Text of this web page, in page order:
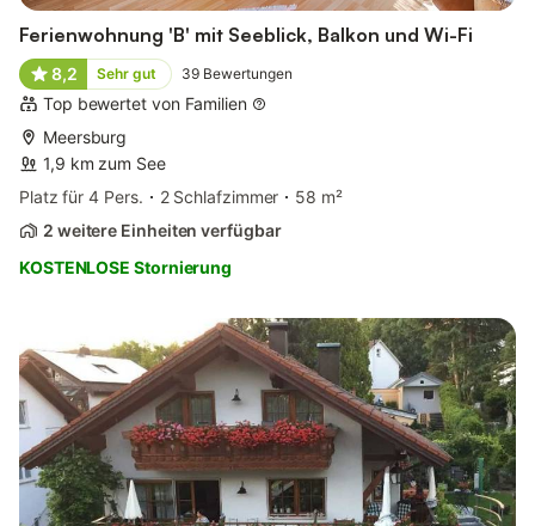
Ferienwohnung 'B' mit Seeblick, Balkon und Wi-Fi
8,2 Sehr gut 39 Bewertungen
Top bewertet von Familien
Meersburg
1,9 km zum See
Platz für 4 Pers.
2 Schlafzimmer
58 m²
2 weitere Einheiten verfügbar
KOSTENLOSE Stornierung